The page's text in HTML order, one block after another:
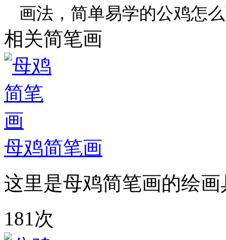
画法，简单易学的公鸡怎
相关简笔画
母鸡简笔画
这里是母鸡简笔画的绘
181次